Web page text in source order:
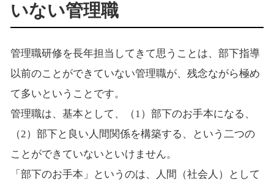
いない管理職
管理職研修を長年担当してきて思うことは、部下指導
以前のことができていない管理職が、残念ながら極め
て多いということです。
管理職は、基本として、（1）部下のお手本になる、
（2）部下と良い人間関係を構築する、という二つの
ことができていないといけません。
「部下のお手本」というのは、人間（社会人）として